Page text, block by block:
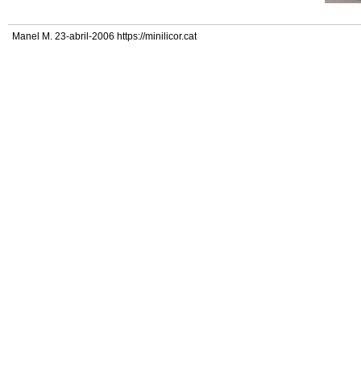
Manel M. 23-abril-2006 https://minilicor.cat